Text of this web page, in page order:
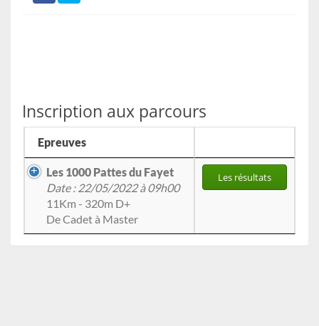
Inscription aux parcours
Epreuves
Les 1000 Pattes du Fayet
Date : 22/05/2022 à 09h00
11Km - 320m D+
De Cadet à Master
Les résultats